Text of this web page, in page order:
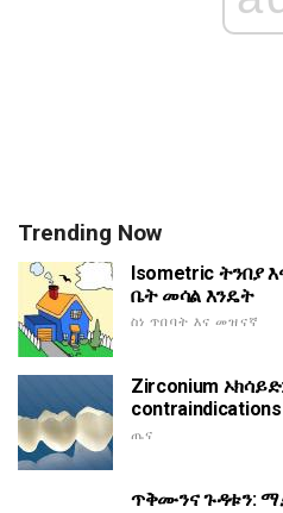
Trending Now
Isometric ትንበያ
ቤት መሳል እንዴት
ስነ ጥበባት እና መዝናኛ
Zirconium
ጤና
ጥቅሙንና ጉዳቱን: